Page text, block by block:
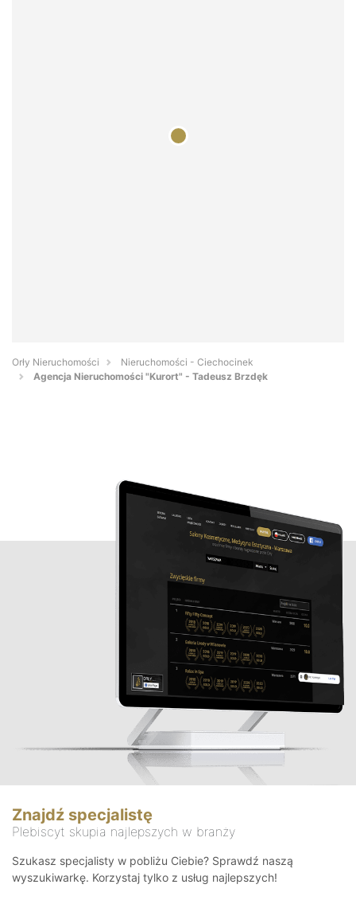
Orły Nieruchomości
Nieruchomości - Ciechocinek
Agencja Nieruchomości "Kurort" - Tadeusz Brzdęk
Znajdź specjalistę
Plebiscyt skupia najlepszych w branży
Szukasz specjalisty w pobliżu Ciebie? Sprawdź naszą
wyszukiwarkę. Korzystaj tylko z usług najlepszych!